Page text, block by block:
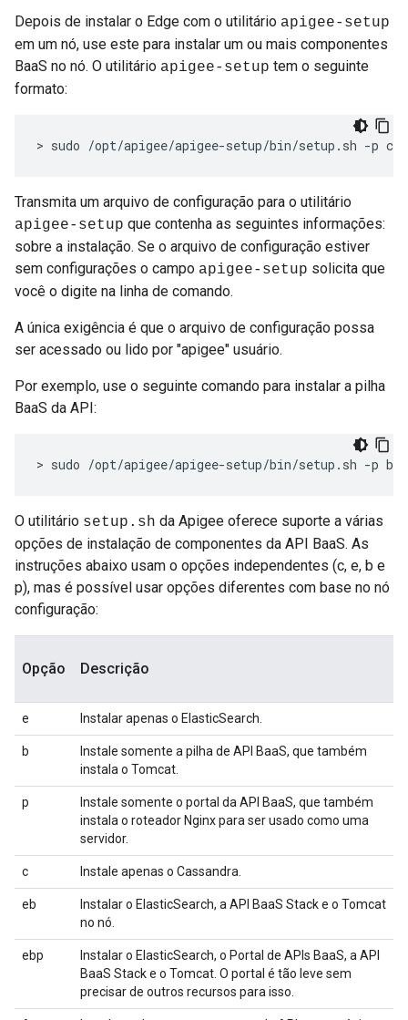
Depois de instalar o Edge com o utilitário apigee-setup
em um nó, use este para instalar um ou mais componentes
BaaS no nó. O utilitário apigee-setup tem o seguinte
formato:
> sudo /opt/apigee/apigee-setup/bin/setup.sh -p
Transmita um arquivo de configuração para o utilitário
apigee-setup que contenha as seguintes informações:
sobre a instalação. Se o arquivo de configuração estiver
sem configurações o campo apigee-setup solicita que
você o digite na linha de comando.
A única exigência é que o arquivo de configuração possa
ser acessado ou lido por "apigee" usuário.
Por exemplo, use o seguinte comando para instalar a pilha
BaaS da API:
> sudo /opt/apigee/apigee-setup/bin/setup.sh -p b
O utilitário setup.sh da Apigee oferece suporte a várias
opções de instalação de componentes da API BaaS. As
instruções abaixo usam o opções independentes (c, e, b e
p), mas é possível usar opções diferentes com base no nó
configuração:
Opção Descrição
e Instalar apenas o ElasticSearch.
b
Instale somente a pilha de API BaaS, que também
instala o Tomcat.
p
Instale somente o portal da API BaaS, que também
instala o roteador Nginx para ser usado como uma
servidor.
c Instale apenas o Cassandra.
eb
Instalar o ElasticSearch, a API BaaS Stack e o Tomcat
no nó.
ebp
Instalar o ElasticSearch, o Portal de APIs BaaS, a API
BaaS Stack e o Tomcat. O portal é tão leve sem
precisar de outros recursos para isso.